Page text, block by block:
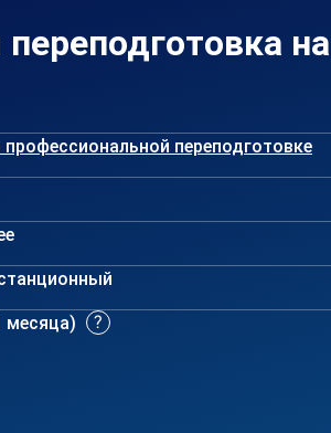
переподготовке
месяца)